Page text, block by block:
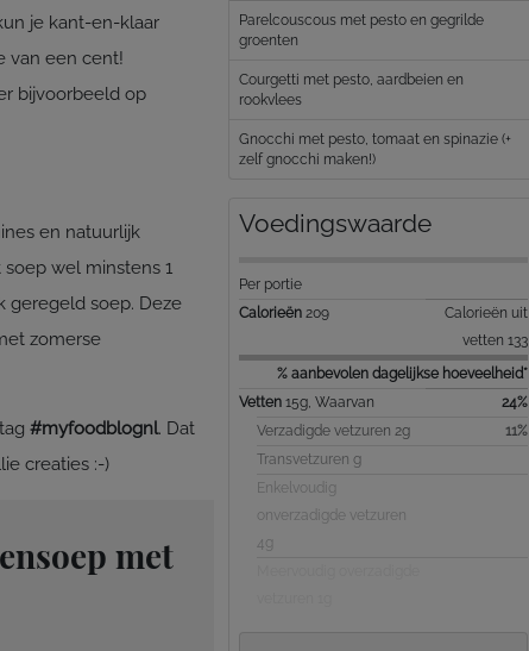
je kant-en-klaar
van een cent!
bijvoorbeeld op
en natuurlijk
wel minstens 1
geregeld soep. Deze
zomerse
#myfoodblognl. Dat
creaties :-)
met
Parelcouscous met pesto en gegrilde
groenten
Courgetti met pesto, aardbeien en
rookvlees
Gnocchi met pesto, tomaat en spinazie (+
zelf gnocchi maken!)
Voedingswaarde
Per portie
Calorieën 209
Calorieën uit
vetten 133
% aanbevolen dagelijkse hoeveelheid*
Vetten 15g, Waarvan
24%
Verzadigde vetzuren 2g
11%
Transvetzuren g
Enkelvoudig
onverzadigde vetzuren
4g